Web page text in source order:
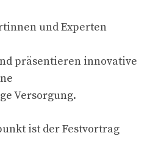
und Experten
präsentieren innovative
Versorgung.
ist der Festvortrag